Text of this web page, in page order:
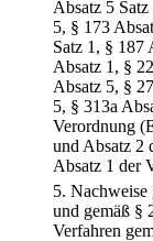
Absatz 5
5, § 173
Satz 1, § 187
Absatz 1, §
Absatz 5, §
5, § 313a
Verordnung
und Absatz 2
Absatz 1 der
5. Nachweise
und gemäß §
Verfahren